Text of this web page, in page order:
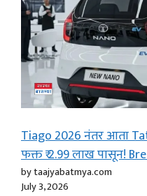
Tiago 2026 नंतर आता
फक्त ₹ 2.99 लाख पासून!
by taajyabatmya.com
July 3, 2026